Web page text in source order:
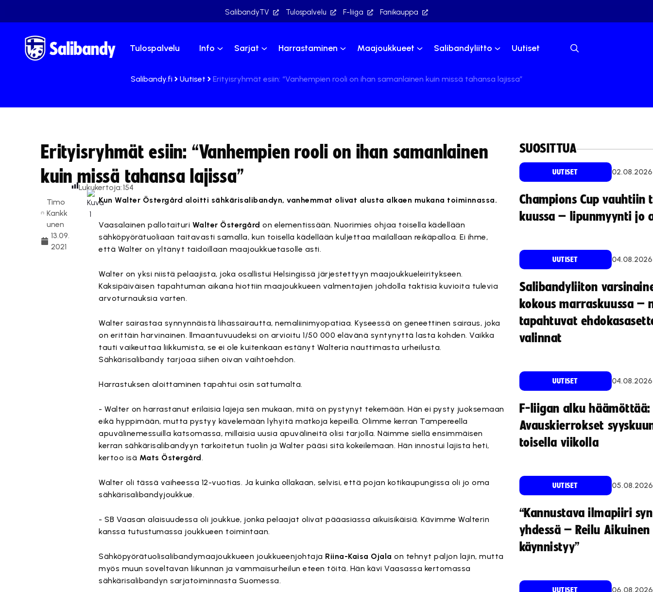
SalibandyTV Tulospalvelu F-liiga Fanikauppa
Tulospalvelu Info Sarjat Harrastaminen Maajoukkueet Salibandyliitto Uutiset
Salibandy.fi Uutiset Erityisryhmät esiin: “Vanhempien rooli on ihan samanlainen kuin missä tahansa lajissa”
Erityisryhmät esiin: “Vanhempien rooli on ihan samanlainen
kuin missä tahansa lajissa”
Timo
Kankk
unen
13.09.
2021
Lukukertoja:154
Kun Walter Östergård aloitti sähkärisalibandyn, vanhemmat olivat alusta alkaen mukana toiminnassa.
Vaasalainen pallotaituri Walter Östergård on elementissään. Nuorimies ohjaa toisella kädellään
sähköpyörätuoliaan taitavasti samalla, kun toisella kädellään kuljettaa mailallaan reikäpalloa. Ei ihme,
että Walter on yltänyt taidoillaan maajoukkuetasolle asti.
Walter on yksi niistä pelaajista, joka osallistui Helsingissä järjestettyyn maajoukkueleiritykseen.
Kaksipäiväisen tapahtuman aikana hiottiin maajoukkueen valmentajien johdolla taktisia kuvioita tulevia
arvoturnauksia varten.
Walter sairastaa synnynnäistä lihassairautta, nemaliinimyopatiaa. Kyseessä on geneettinen sairaus, joka
on erittäin harvinainen. llmaantuvuudeksi on arvioitu 1/50 000 elävänä syntynyttä lasta kohden. Vaikka
tauti vaikeuttaa liikkumista, se ei ole kuitenkaan estänyt Walteria nauttimasta urheilusta.
Sähkärisalibandy tarjoaa siihen oivan vaihtoehdon.
Harrastuksen aloittaminen tapahtui osin sattumalta.
- Walter on harrastanut erilaisia lajeja sen mukaan, mitä on pystynyt tekemään. Hän ei pysty juoksemaan
eikä hyppimään, mutta pystyy kävelemään lyhyitä matkoja kepeillä. Olimme kerran Tampereella
apuvälinemessuilla katsomassa, millaisia uusia apuvälineitä olisi tarjolla. Näimme siellä ensimmäisen
kerran sähkärisalibandyyn tarkoitetun tuolin ja Walter pääsi sitä kokeilemaan. Hän innostui lajista heti,
kertoo isä Mats Östergård.
Walter oli tässä vaiheessa 12-vuotias. Ja kuinka ollakaan, selvisi, että pojan kotikaupungissa oli jo oma
sähkärisalibandyjoukkue.
- SB Vaasan alaisuudessa oli joukkue, jonka pelaajat olivat pääasiassa aikuisikäisiä. Kävimme Walterin
kanssa tutustumassa joukkueen toimintaan.
Sähköpyörätuolisalibandymaajoukkueen joukkueenjohtaja Riina-Kaisa Ojala on tehnyt paljon lajin, mutta
myös muun soveltavan liikunnan ja vammaisurheilun eteen töitä. Hän kävi Vaasassa kertomassa
sähkärisalibandyn sarjatoiminnasta Suomessa.
SUOSITTUA
UUTISET 02.08.2026
Champions Cup vauhtiin
kuussa – lipunmyynti jo
UUTISET 04.08.2026
Salibandyliiton
kokous marraskuussa –
tapahtuvat
valinnat
UUTISET 04.08.2026
F-liigan alku häämöttää:
Avauskierrokset
toisella viikolla
UUTISET 05.08.2026
“Kannustava ilmapiiri
yhdessä – Reilu
käynnistyy”
UUTISET 06.08.2026